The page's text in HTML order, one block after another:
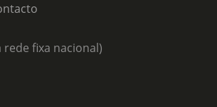
rede fixa nacional)